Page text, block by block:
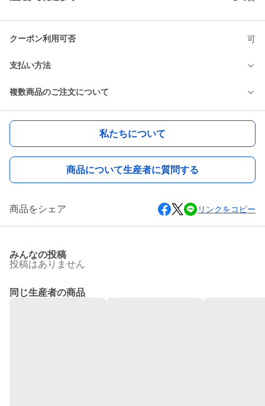
クーポン利用可否 可
支払い方法
複数商品のご注文について
私たちについて
商品について生産者に質問する
商品をシェア リンクをコピー
みんなの投稿
投稿はありません
同じ生産者の商品